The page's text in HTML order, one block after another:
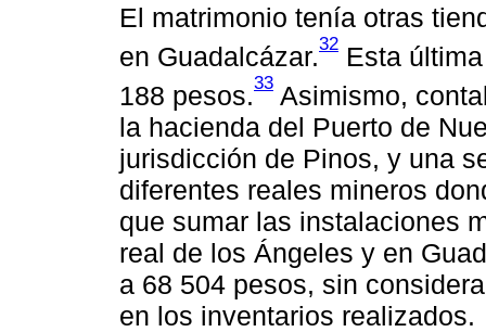
El matrimonio tenía otras
en Guadalcázar.32 Esta
188 pesos.33 Asimismo,
la hacienda del Puerto de
jurisdicción de Pinos, y una
diferentes reales mineros
que sumar las instalaciones
real de los Ángeles y en
a 68 504 pesos, sin
en los inventarios realizados.